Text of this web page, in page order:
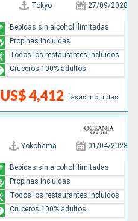
Tokyo 27/09/2028
US$ 4,412 Tasas incluidas
Bebidas sin alcohol ilimitadas
Propinas incluidas
Todos los restaurantes incluidos
Cruceros 100% adultos
Yokohama 01/04/2028
Bebidas sin alcohol ilimitadas
Propinas incluidas
Todos los restaurantes incluidos
Cruceros 100% adultos